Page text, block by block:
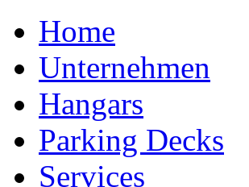
Home
Unternehmen
Hangars
Parking Decks
Services